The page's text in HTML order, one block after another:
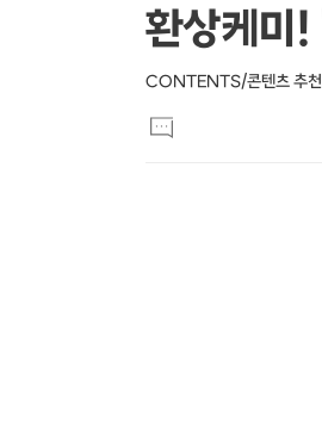
상
세
컨
텐
본
문
제
목
환상케미!
CONTENTS/콘텐츠 추천
문
댓
글